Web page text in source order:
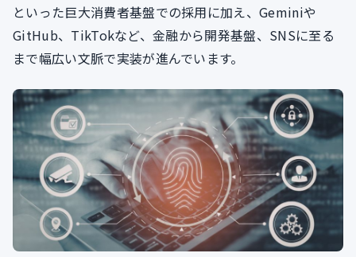
といった巨大消費者基盤での採用に加え、Geminiや
GitHub、TikTokなど、金融から開発基盤、SNSに至る
まで幅広い文脈で実装が進んでいます。